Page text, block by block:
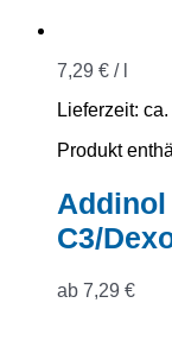
7,29 € /
Lieferzeit: ca.
Produkt
Addinol
C3/
ab 7,29 €